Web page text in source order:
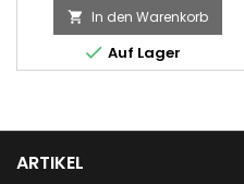
 In den Warenkorb
 Auf Lager
ARTIKEL